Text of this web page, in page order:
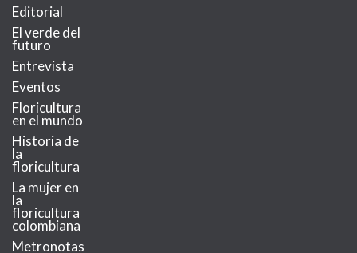
Editorial
El verde del
futuro
Entrevista
Eventos
Floricultura
en el mundo
Historia de
la
floricultura
La mujer en
la
floricultura
colombiana
Metronotas